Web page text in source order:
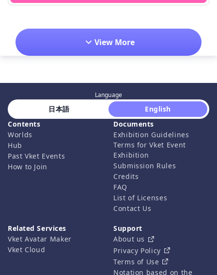
View More
Language
日本語
English
Contents
Worlds
Hub
Past Vket Events
How to Join
Documents
Exhibition Guidelines
Terms for Vket Event
Exhibition
Submission Rules
Credits
FAQ
List of Licenses
Contact Us
Related Services
Vket Avatar Maker
Vket Cloud
Support
About us
Privacy Policy
Terms of Use
Notation based on the